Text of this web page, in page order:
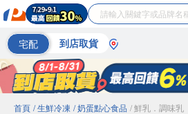
宅配 到店取貨
首頁 / 生鮮冷凍 / 奶蛋點心食品 / 鮮乳．調味乳